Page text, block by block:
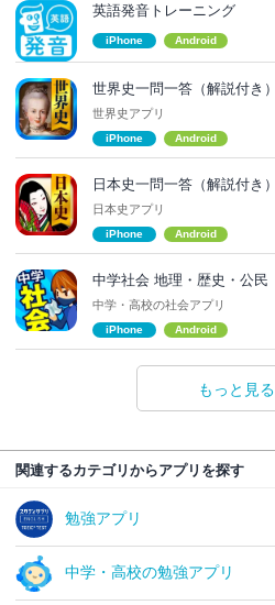
英語発音トレーニング
iPhone Android
世界史一問一答（解説付き）
世界史アプリ
iPhone Android
日本史一問一答（解説付き）
日本史アプリ
iPhone Android
中学社会 地理・歴史・公民
中学・高校の社会アプリ
iPhone Android
もっと見る
関連するカテゴリからアプリを探す
勉強アプリ
中学・高校の勉強アプリ